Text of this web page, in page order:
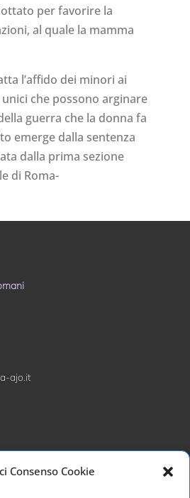
Consenso Cookie
per favorire la
al quale la mamma
l’affido dei minori ai
che possono arginare
guerra che la donna fa
emerge dalla sentenza
dalla prima sezione
di Roma-
ajo.it